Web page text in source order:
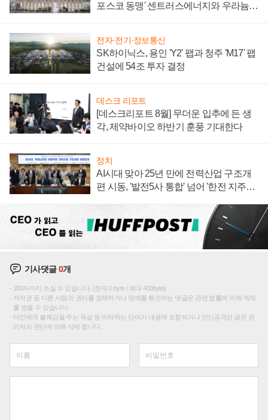
포스코 동맹' 센트러스에너지와 우라늄
전자·전기·정보통신
SK하이닉스, 용인 'Y2' 팹과 청주 'M17' 팹
건설에 54조 투자 결정
데스크 리포트
[데스크리포트 8월] 무더운 입추에 든 생
각, 제약바이오 하반기 훈풍 기대한다
정치
AI시대 맞아 25년 만에 전력산업 구조개
편 시동, '발전5사 통합' 넘어 '한전 지주사'
기사댓글0개
200자까지 쓰실 수 있습니다. (현재 0 byte / 최대 400byte)
저작권 등 다른 사람의 권리를 침해하거나 명예를 훼손하는 댓글은 관련 법률에 의해 제재
를 받을 수 있습니다.
타인에게 불쾌감을 주는 욕설 등 비하하는 단어가 내용에 포함되거나 인신공격성 글은 관
리자의 판단에 의해 삭제 합니다.